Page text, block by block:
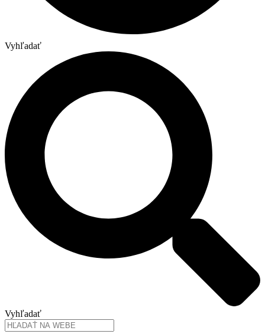
Vyhľadať
Vyhľadať